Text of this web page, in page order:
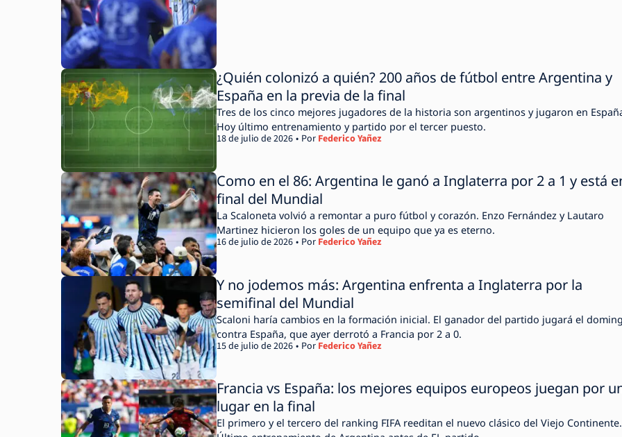
¿Quién colonizó a quién? 200 años de fútbol entre Argentina y
España en la previa de la final
Tres de los cinco mejores jugadores de la historia son argentinos y jugaron en
Hoy último entrenamiento y partido por el tercer puesto.
Por Federico Yañez
18 de julio de 2026
Como en el 86: Argentina le ganó a Inglaterra por 2 a 1 y está
final del Mundial
La Scaloneta volvió a remontar a puro fútbol y corazón. Enzo Fernández y Lautaro
Martinez hicieron los goles de un equipo que ya es eterno.
Por Federico Yañez
16 de julio de 2026
Y no jodemos más: Argentina enfrenta a Inglaterra por la
semifinal del Mundial
Scaloni haría cambios en la formación inicial. El ganador del partido jugará el
contra España, que ayer derrotó a Francia por 2 a 0.
Por Federico Yañez
15 de julio de 2026
Francia vs España: los mejores equipos europeos juegan por
lugar en la final
El primero y el tercero del ranking FIFA reeditan el nuevo clásico del Viejo Continente.